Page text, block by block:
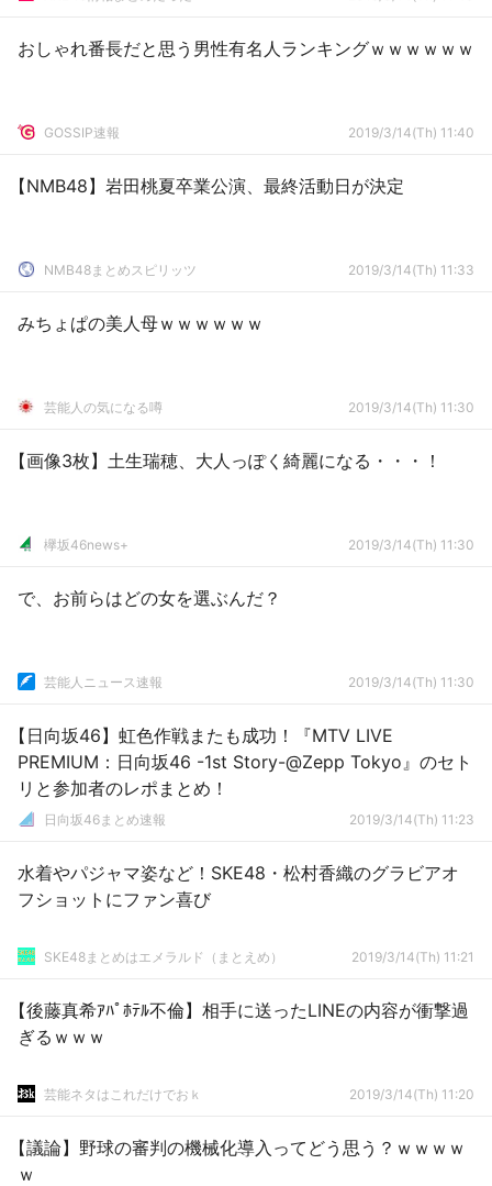
おしゃれ番長だと思う男性有名人ランキングｗｗｗｗｗｗ
GOSSIP速報 2019/3/14(Th) 11:40
【NMB48】岩田桃夏卒業公演、最終活動日が決定
NMB48まとめスピリッツ 2019/3/14(Th) 11:33
みちょぱの美人母ｗｗｗｗｗｗ
芸能人の気になる噂 2019/3/14(Th) 11:30
【画像3枚】土生瑞穂、大人っぽく綺麗になる・・・！
欅坂46news+ 2019/3/14(Th) 11:30
で、お前らはどの女を選ぶんだ？
芸能人ニュース速報 2019/3/14(Th) 11:30
【日向坂46】虹色作戦またも成功！『MTV LIVE
PREMIUM：日向坂46 -1st Story-@Zepp Tokyo』のセト
リと参加者のレポまとめ！
日向坂46まとめ速報 2019/3/14(Th) 11:23
水着やパジャマ姿など！SKE48・松村香織のグラビアオ
フショットにファン喜び
SKE48まとめはエメラルド（まとえめ） 2019/3/14(Th) 11:21
【後藤真希ｱﾊﾟﾎﾃﾙ不倫】相手に送ったLINEの内容が衝撃過
ぎるｗｗｗ
芸能ネタはこれだけでおｋ 2019/3/14(Th) 11:20
【議論】野球の審判の機械化導入ってどう思う？ｗｗｗｗ
ｗ